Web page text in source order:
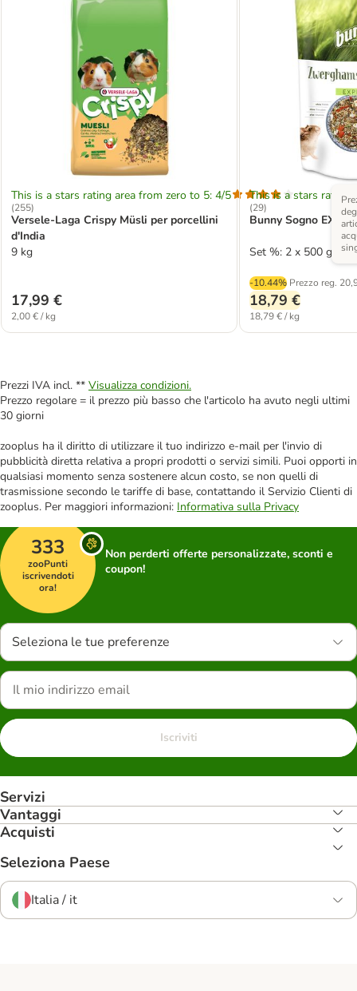
This is a stars rating area from zero to 5: 4/5
(255)
Versele-Laga Crispy Müsli per porcellini
d'India
9 kg
17,99 €
2,00 € / kg
This is a stars rating
(29)
Bunny Sogno
Set %: 2 x 500 g
-10.44% Prezzo reg.
18,79 €
18,79 € / kg
Prezzi IVA incl. ** Visualizza condizioni.
Prezzo regolare = il prezzo più basso che l'articolo ha avuto negli ultimi
30 giorni
zooplus ha il diritto di utilizzare il tuo indirizzo e-mail per l'invio di
pubblicità diretta relativa a propri prodotti o servizi simili. Puoi opporti in
qualsiasi momento senza sostenere alcun costo, se non quelli di
trasmissione secondo le tariffe di base, contattando il Servizio Clienti di
zooplus. Per maggiori informazioni: Informativa sulla Privacy
333
zooPunti
iscrivendoti
ora!
Non perderti offerte personalizzate, sconti e
coupon!
Seleziona le tue preferenze
Iscriviti
Servizi
Vantaggi
Acquisti
Seleziona Paese
Italia / it